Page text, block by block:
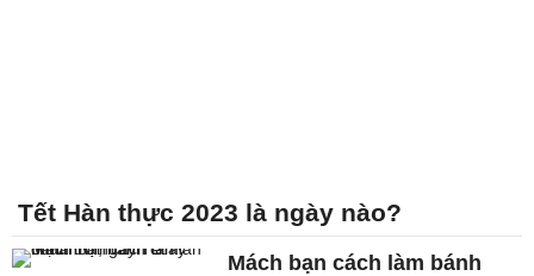
Tết Hàn thực 2023 là ngày nào?
Mách bạn cách làm bánh